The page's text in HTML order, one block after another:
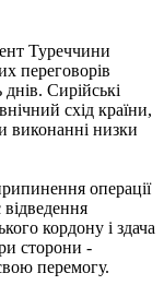
Туреччини
переговорів
Сирійські
схід країни,
виконанні низки
операції
кордону і здача
сторони -
перемогу.